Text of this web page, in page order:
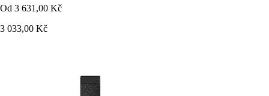
Od 3 631,00 Kč
3 033,00 Kč